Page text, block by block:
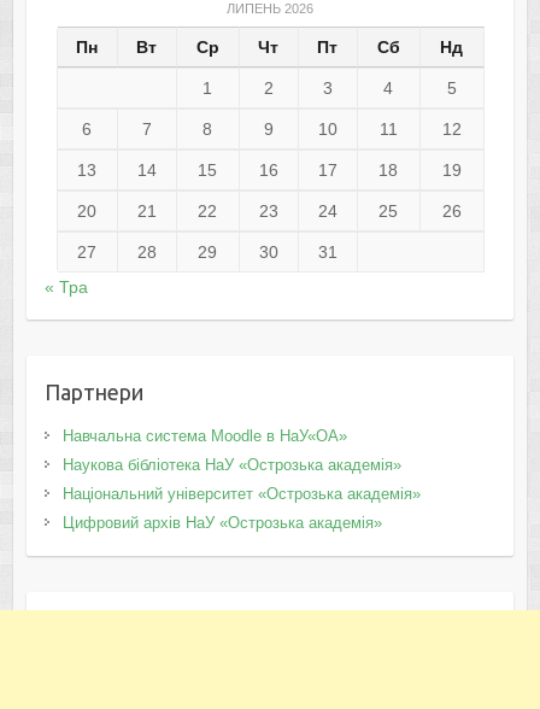
ЛИПЕНЬ 2026
Пн Вт Ср Чт Пт Сб Нд
1 2 3 4 5
6 7 8 9 10 11 12
13 14 15 16 17 18 19
20 21 22 23 24 25 26
27 28 29 30
31
« Тра
Партнери
Навчальна система Moodle в НаУ«ОА»
Наукова бібліотека НаУ «Острозька академія»
Національний університет «Острозька академія»
Цифровий архів НаУ «Острозька академія»